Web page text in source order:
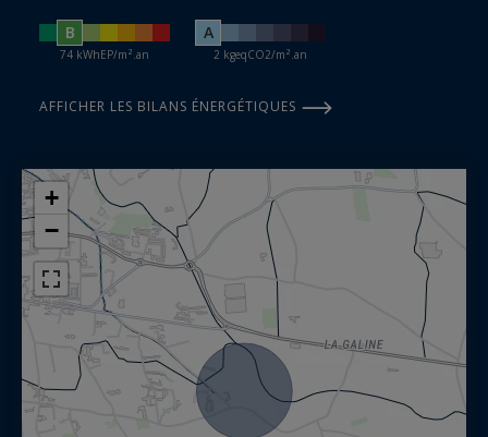
B
74 kWhEP/m².an
A
2 kgeqCO2/m².an
AFFICHER LES BILANS ÉNERGÉTIQUES
+
−